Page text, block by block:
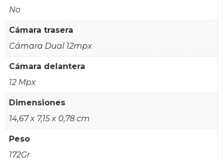
No
Cámara trasera
Cámara Dual 12mpx
Cámara delantera
12 Mpx
Dimensiones
14,67 x 7,15 x 0,78 cm
Peso
172Gr